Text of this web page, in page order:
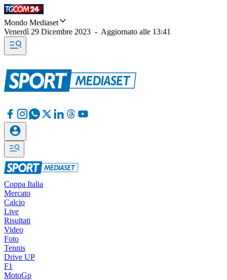
Mondo Mediaset
Venerdì 29 Dicembre 2023 - Aggiornato alle 13:41
Coppa Italia
Mercato
Calcio
Live
Risultati
Video
Foto
Tennis
Drive UP
F1
MotoGp